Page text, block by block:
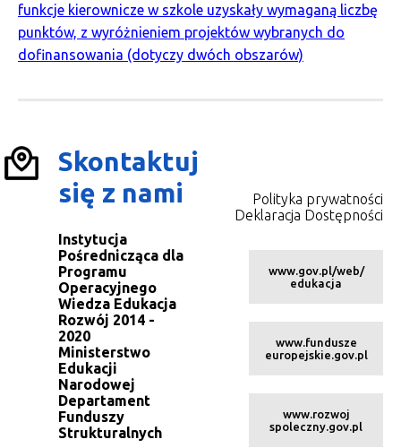
funkcje kierownicze w szkole uzyskały wymaganą liczbę
punktów, z wyróżnieniem projektów wybranych do
dofinansowania (dotyczy dwóch obszarów)
Skontaktuj
się z nami
Instytucja
Pośrednicząca dla
Programu
Operacyjnego
Wiedza Edukacja
Rozwój 2014 -
2020
Ministerstwo
Edukacji
Narodowej
Departament
Funduszy
Strukturalnych
Polityka prywatności
Deklaracja Dostępności
www.gov.pl/web/
edukacja
www.fundusze
europejskie.gov.pl
www.rozwoj
spoleczny.gov.pl